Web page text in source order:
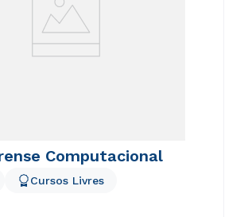
Computacional
Cursos Livres